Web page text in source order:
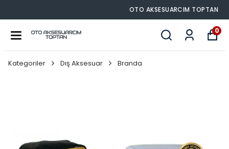
OTO AKSESUARCIM TOPTAN
0
Kategoriler Dış Aksesuar Branda